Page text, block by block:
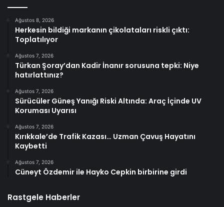
Ağustos 8, 2026
Herkesin bildiği markanın çikolataları riskli çıktı:
Toplatılıyor
Ağustos 7, 2026
Türkan Şoray’dan Kadir İnanır sorusuna tepki: Niye
hatırlattınız?
Ağustos 7, 2026
Sürücüler Güneş Yanığı Riski Altında: Araç İçinde UV
Koruması Uyarısı
Ağustos 7, 2026
Kırıkkale’de Trafik Kazası… Uzman Çavuş Hayatını
Kaybetti
Ağustos 7, 2026
Cüneyt Özdemir ile Hayko Cepkin birbirine girdi
Rastgele Haberler